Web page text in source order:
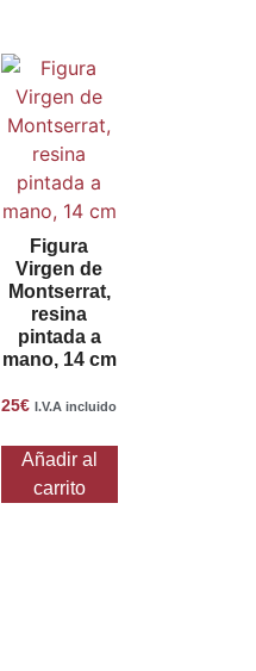
Figura
Virgen de
Montserrat,
resina
pintada a
mano, 14 cm
25€ I.V.A incluido
Añadir al
carrito